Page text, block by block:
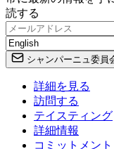
読する
シャンパーニュ委員
詳細を見る
訪問する
テイスティング
詳細情報
コミットメント